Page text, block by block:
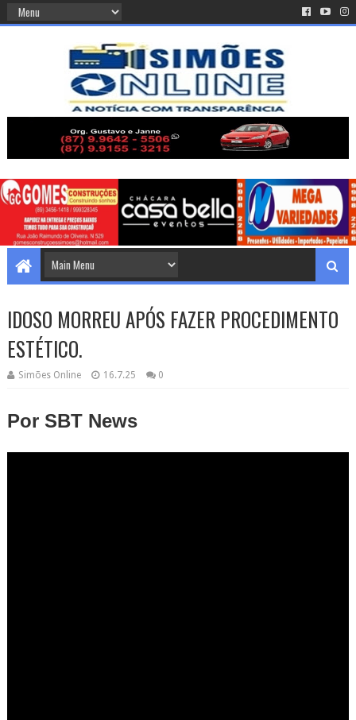
IDOSO MORREU APÓS FAZER PROCEDIMENTO
ESTÉTICO.
Simões Online 16.7.25 0
Por SBT News